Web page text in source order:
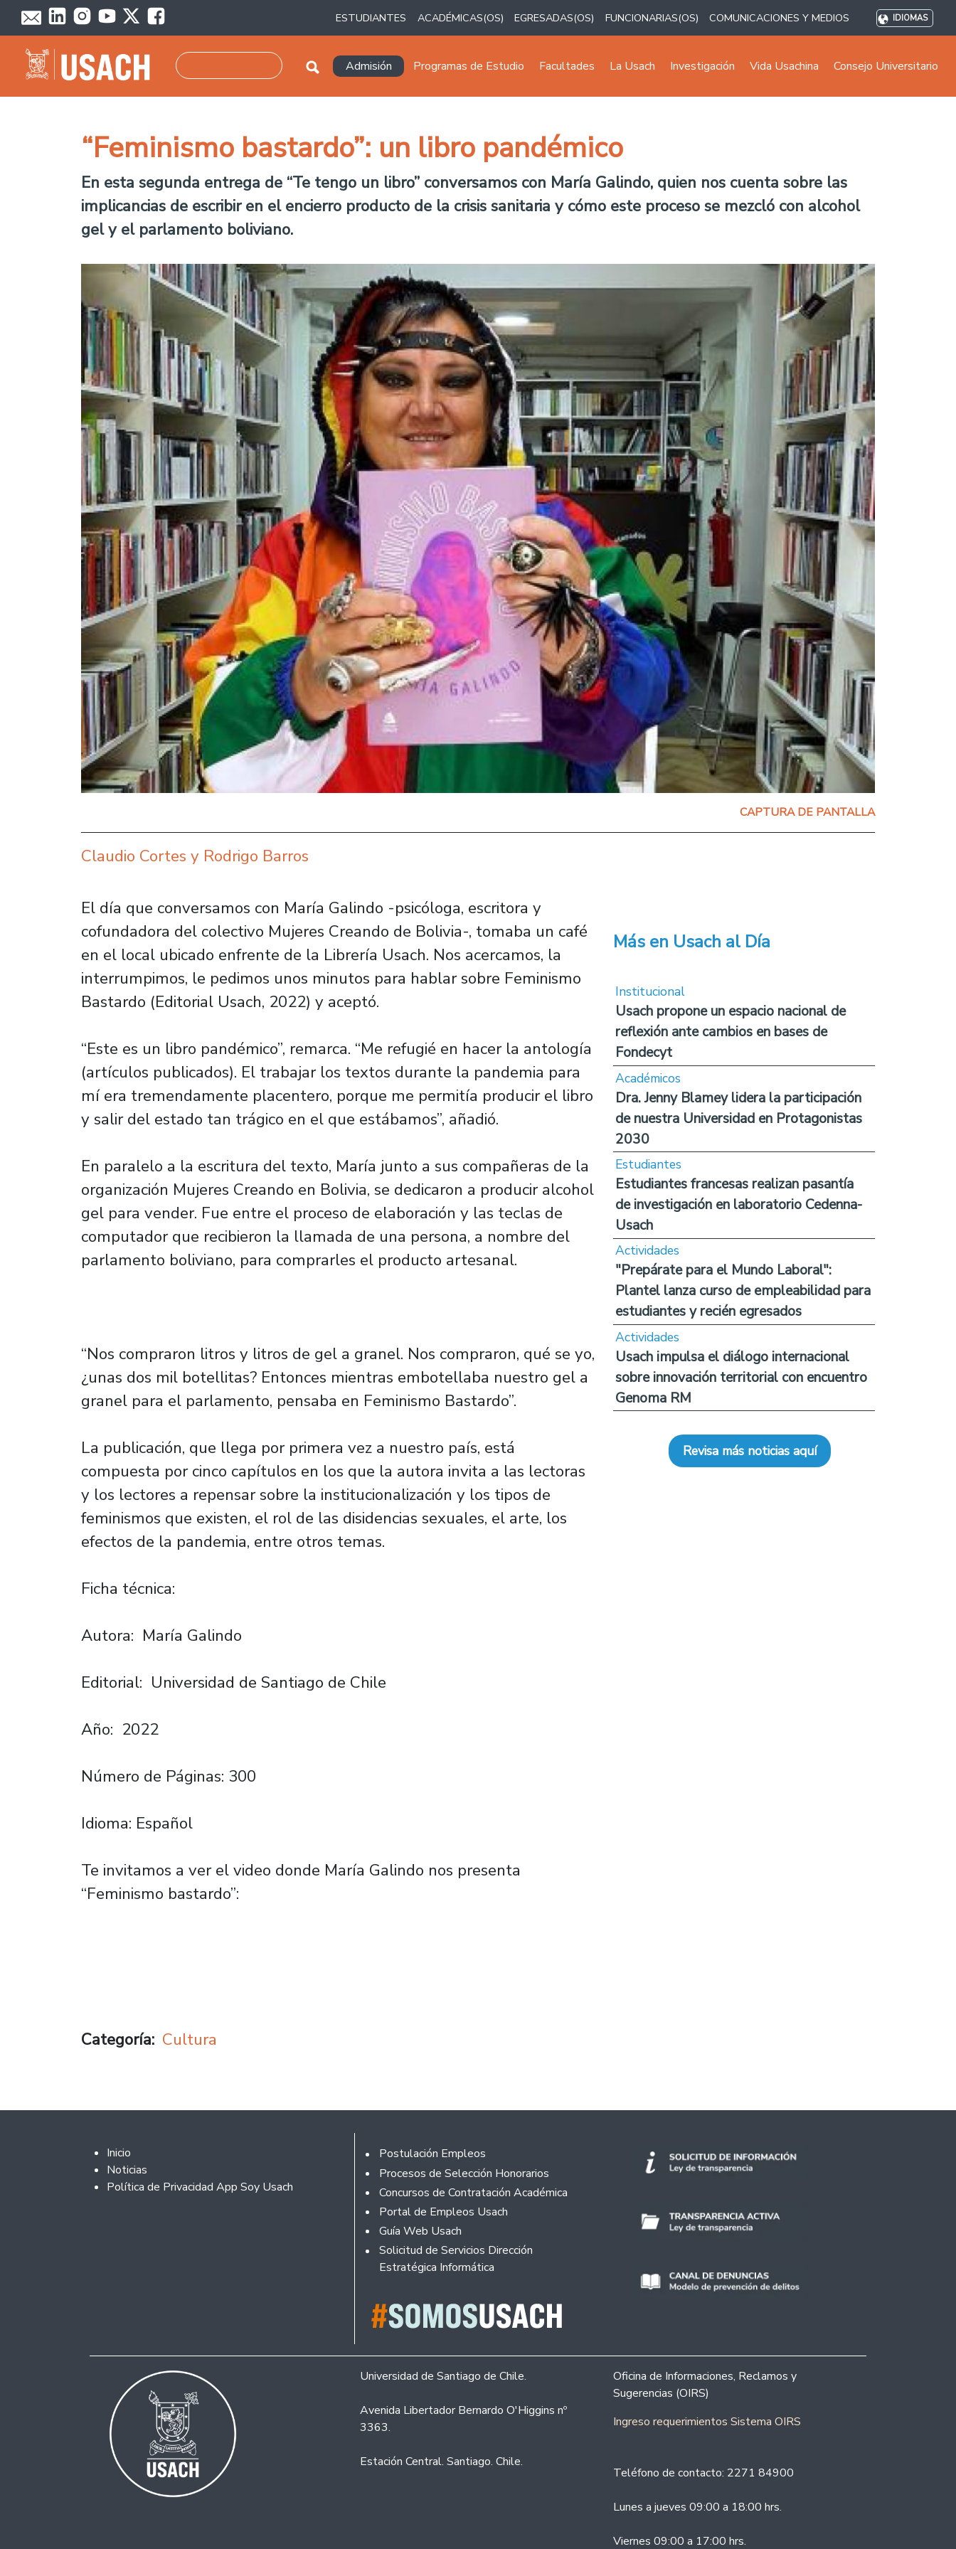
Pasar al contenido principal
ESTUDIANTES ACADÉMICAS(OS) EGRESADAS(OS) FUNCIONARIAS(OS) COMUNICACIONES Y MEDIOS IDIOMAS
Navegación principal
Admisión Programas de Estudio Facultades La Usach Investigación Vida Usachina Consejo Universitario
“Feminismo bastardo”: un libro pandémico
En esta segunda entrega de “Te tengo un libro” conversamos con María Galindo, quien nos cuenta sobre las
implicancias de escribir en el encierro producto de la crisis sanitaria y cómo este proceso se mezcló con alcohol
gel y el parlamento boliviano.
CAPTURA DE PANTALLA
Claudio Cortes y Rodrigo Barros
El día que conversamos con María Galindo -psicóloga, escritora y
cofundadora del colectivo Mujeres Creando de Bolivia-, tomaba un café
en el local ubicado enfrente de la Librería Usach. Nos acercamos, la
interrumpimos, le pedimos unos minutos para hablar sobre Feminismo
Bastardo (Editorial Usach, 2022) y aceptó.
“Este es un libro pandémico”, remarca. “Me refugié en hacer la antología
(artículos publicados). El trabajar los textos durante la pandemia para
mí era tremendamente placentero, porque me permitía producir el libro
y salir del estado tan trágico en el que estábamos”, añadió.
En paralelo a la escritura del texto, María junto a sus compañeras de la
organización Mujeres Creando en Bolivia, se dedicaron a producir alcohol
gel para vender. Fue entre el proceso de elaboración y las teclas de
computador que recibieron la llamada de una persona, a nombre del
parlamento boliviano, para comprarles el producto artesanal.
“Nos compraron litros y litros de gel a granel. Nos compraron, qué se yo,
¿unas dos mil botellitas? Entonces mientras embotellaba nuestro gel a
granel para el parlamento, pensaba en Feminismo Bastardo”.
La publicación, que llega por primera vez a nuestro país, está
compuesta por cinco capítulos en los que la autora invita a las lectoras
y los lectores a repensar sobre la institucionalización y los tipos de
feminismos que existen, el rol de las disidencias sexuales, el arte, los
efectos de la pandemia, entre otros temas.
Ficha técnica:
Autora: María Galindo
Editorial: Universidad de Santiago de Chile
Año: 2022
Número de Páginas: 300
Idioma: Español
Te invitamos a ver el video donde María Galindo nos presenta
“Feminismo bastardo”:
Categoría Cultura
Más en Usach al Día
Institucional
Usach propone un espacio nacional de
reflexión ante cambios en bases de
Fondecyt
Académicos
Dra. Jenny Blamey lidera la participación
de nuestra Universidad en Protagonistas
2030
Estudiantes
Estudiantes francesas realizan pasantía
de investigación en laboratorio Cedenna-
Usach
Actividades
"Prepárate para el Mundo Laboral":
Plantel lanza curso de empleabilidad para
estudiantes y recién egresados
Actividades
Usach impulsa el diálogo internacional
sobre innovación territorial con encuentro
Genoma RM
Revisa más noticias aquí
Footer 2
Inicio
Noticias
Política de Privacidad App Soy Usach
Footer
Postulación Empleos
Procesos de Selección Honorarios
Concursos de Contratación Académica
Portal de Empleos Usach
Guía Web Usach
Solicitud de Servicios Dirección
Estratégica Informática
Universidad de Santiago de Chile.
Avenida Libertador Bernardo O'Higgins nº
3363.
Estación Central. Santiago. Chile.
Oficina de Informaciones, Reclamos y
Sugerencias (OIRS)
Ingreso requerimientos Sistema OIRS
Teléfono de contacto: 2271 84900
Lunes a jueves 09:00 a 18:00 hrs.
Viernes 09:00 a 17:00 hrs.